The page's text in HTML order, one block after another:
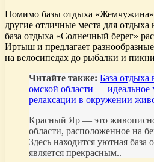
Помимо базы отдыха
другие отличные места для
база отдыха «Солнечный берег»
Иртыш и предлагает
на велосипедах до рыбалки и
Читайте также: База отдыха
омской области — идеальное
релаксации в окружении
Красный Яр — это
области, расположенное на
Здесь находится уютная база
является прекрасным..